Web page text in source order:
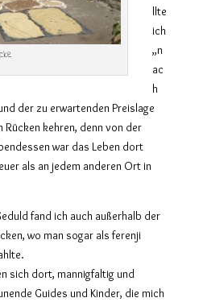
llte
ich
„n
ac
h
der zu erwartenden Preislage
Rücken kehren, denn von der
war das Leben dort
als an jedem anderen Ort in
fand ich auch außerhalb der
wo man sogar als ferenji
sich dort, mannigfaltig und
Guides und Kinder, die mich